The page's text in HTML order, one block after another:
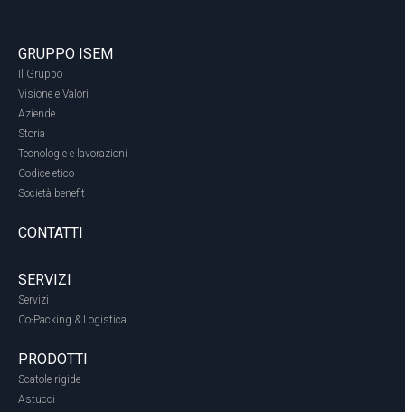
GRUPPO ISEM
Il Gruppo
Visione e Valori
Aziende
Storia
Tecnologie e lavorazioni
Codice etico
Società benefit
CONTATTI
SERVIZI
Servizi
Co-Packing & Logistica
PRODOTTI
Scatole rigide
Astucci